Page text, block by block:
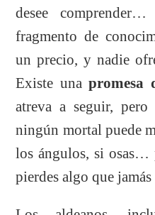
desee
fragmento de
un precio, y nadie
Existe unapromesa
atreva a seguir,
ningún mortal puede
los ángulos, si osas…
pierdes algo que